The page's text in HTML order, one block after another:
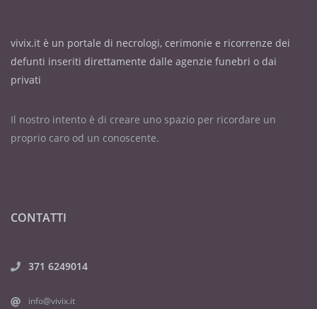
vivix.it è un portale di necrologi, cerimonie e ricorrenze dei
defunti inseriti direttamente dalle agenzie funebri o dai
privati
Il nostro intento è di creare uno spazio per ricordare un
proprio caro od un conoscente.
CONTATTI
371 6249014
info@vivix.it